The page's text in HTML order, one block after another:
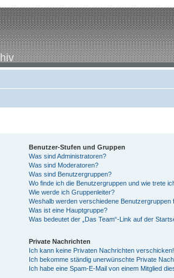
Benutzer-Stufen und Gruppen
Was sind Administratoren?
Was sind Moderatoren?
Was sind Benutzergruppen?
Wo finde ich die Benutzergruppen und wie trete
Wie werde ich Gruppenleiter?
Weshalb werden verschiedene Benutzergruppen
Was ist eine Hauptgruppe?
Was bedeutet der „Das Team“-Link auf der
Private Nachrichten
Ich kann keine Privaten Nachrichten verschicken!
Ich bekomme ständig unerwünschte Private
Ich habe eine Spam-E-Mail von einem Mitglied